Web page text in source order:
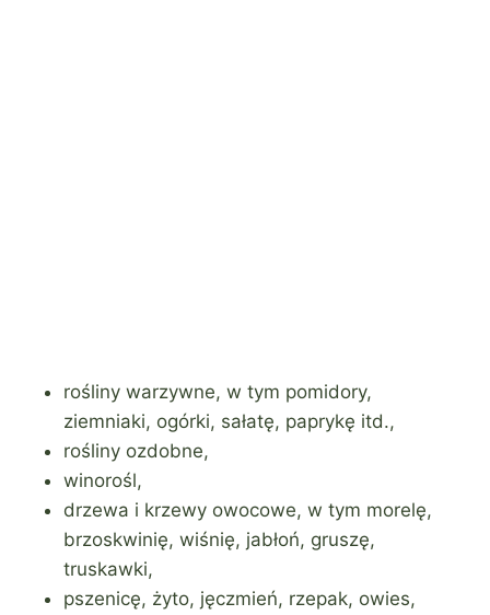
rośliny warzywne, w tym pomidory,
ziemniaki, ogórki, sałatę, paprykę itd.,
rośliny ozdobne,
winorośl,
drzewa i krzewy owocowe, w tym morelę,
brzoskwinię, wiśnię, jabłoń, gruszę,
truskawki,
pszenicę, żyto, jęczmień, rzepak, owies,